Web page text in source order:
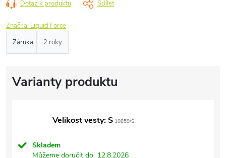
Dotaz k produktu Sdílet
Značka: Liquid Force
Záruka: 2 roky
Velikost vesty: S 10859/S
Skladem
Můžeme doručit do 12.8.2026